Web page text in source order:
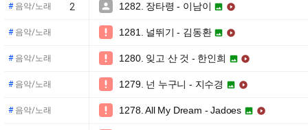
#음악/노래 2  1282. 장타령 - 이남이  
#음악/노래  1281. 널뛰기 - 김동환  
#음악/노래  1280. 잊고 산 것 - 한인희  
#음악/노래  1279. 넌 누구니 - 지수경  
#음악/노래  1278. All My Dream - Jadoes  